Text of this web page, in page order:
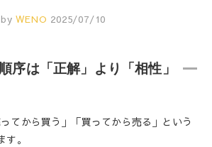
by WENO 2025/07/10
序は「正解」より「相性」
てから買う」「買ってから売る」という
。